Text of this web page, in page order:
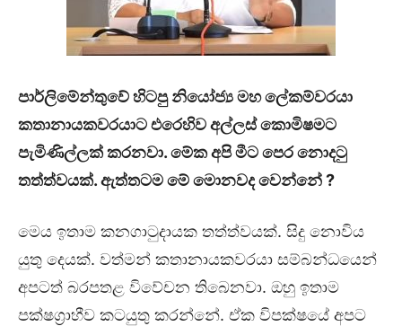
පාර්ලිමේන්තුවේ හිටපු නියෝජ්‍ය මහ ලේකම්වරයා
කතානායකවරයාට එරෙහිව අල්ලස් කොමිෂමට
පැමිණිල්ලක් කරනවා. මේක අපි මීට පෙර නොදටු
තත්ත්වයක්. ඇත්තටම මේ මොනවද වෙන්නේ ?
මෙය ඉතාම කනගාටුදායක තත්ත්වයක්. සිදු නොවිය
යුතු දෙයක්. වත්මන් කතානායකවරයා සම්බන්ධයෙන්
අපටත් බරපතළ විවේචන තිබෙනවා. ඔහු ඉතාම
පක්ෂග්‍රාහීව කටයුතු කරන්නේ. ඒක විපක්ෂයේ අපට